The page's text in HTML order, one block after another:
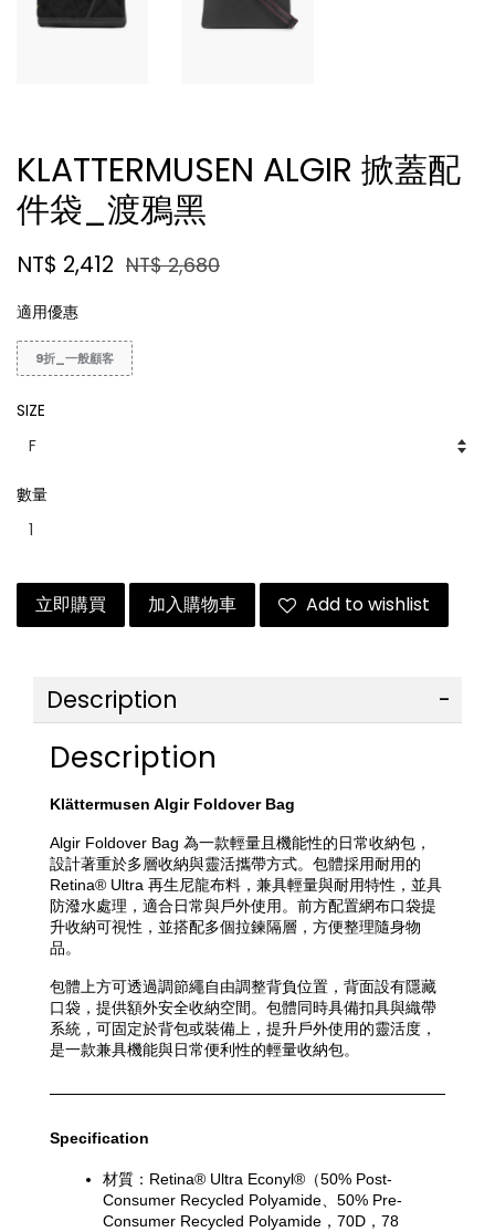
KLATTERMUSEN ALGIR 掀蓋配
件袋_渡鴉黑
NT$ 2,412 NT$ 2,680
適用優惠
9折_一般顧客
SIZE
數量
立即購買 加入購物車 Add to wishlist
Description
Description
Klättermusen Algir Foldover Bag
Algir Foldover Bag 為一款輕量且機能性的日常收納包，
設計著重於多層收納與靈活攜帶方式。包體採用耐用的
Retina® Ultra 再生尼龍布料，兼具輕量與耐用特性，並具
防潑水處理，適合日常與戶外使用。前方配置網布口袋提
升收納可視性，並搭配多個拉鍊隔層，方便整理隨身物
品。
包體上方可透過調節繩自由調整背負位置，背面設有隱藏
口袋，提供額外安全收納空間。包體同時具備扣具與織帶
系統，可固定於背包或裝備上，提升戶外使用的靈活度，
是一款兼具機能與日常便利性的輕量收納包。
Specification
材質：Retina® Ultra Econyl®（50% Post-
Consumer Recycled Polyamide、50% Pre-
Consumer Recycled Polyamide，70D，78